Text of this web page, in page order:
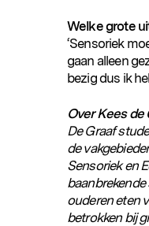
Welke grote
‘Sensoriek
gaan alleen
bezig dus ik
Over Kees de
De Graaf
de
Sensoriek en
ouderen eten
betrokken bij